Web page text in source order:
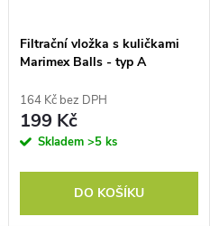
Filtrační vložka s kuličkami
Marimex Balls - typ A
164 Kč bez DPH
199 Kč
Skladem >5 ks
DO KOŠÍKU